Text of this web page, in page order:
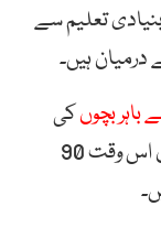
تعلیم سے
بچوںکی
سب سے زیادہ تعداد پنجاب میں ہے، جہاں اس وقت 90